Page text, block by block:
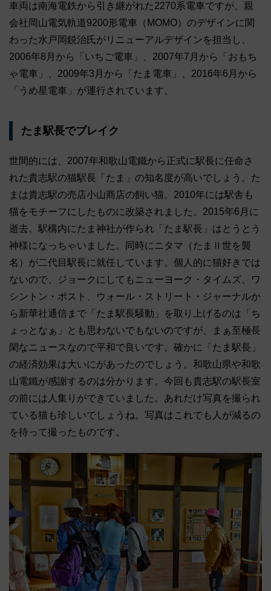
車両は南海電鉄から引き継がれた2270系電車ですが、親
会社岡山電気軌道9200形電車（MOMO）のデザインに関
わった水戸岡鋭治氏がリニューアルデザインを担当し、
2006年8月から「いちご電車」、2007年7月から「おもち
ゃ電車」、2009年3月から「たま電車」、2016年6月から
「うめ星電車」が運行されています。
たま駅長でブレイク
世間的には、2007年和歌山電鐵から正式に駅長に任命さ
れた貴志駅の猫駅長「たま」の知名度が高いでしょう。た
まは貴志駅の売店小山商店の飼い猫。2010年には駅舎も
猫をモチーフにしたものに改築されました。2015年6月に
逝去。駅構内にたま神社が作られ「たま駅長」はとうとう
神様になっちゃいました。同時にニタマ（たまⅡ世を襲
名）が二代目駅長に就任しています。個人的に猫好きでは
ないので、ジョークにしてもニューヨーク・タイムズ、ワ
シントン・ポスト、ウォール・ストリート・ジャーナルか
ら新華社通信まで「たま駅長騒動」を取り上げるのは「ち
ょっとなぁ」とも思わないでもないのですが、まぁ至極長
閑なニュースなので平和で良いです。確かに「たま駅長」
の経済効果は大いにがあったのでしょう。和歌山県や和歌
山電鐵が感謝するのは分かります。今回も貴志駅の駅長室
の前には人集りができていました。あれだけ写真を撮られ
ている猫も珍しいでしょうね。写真はこれでも人が減るの
を待って撮ったものです。